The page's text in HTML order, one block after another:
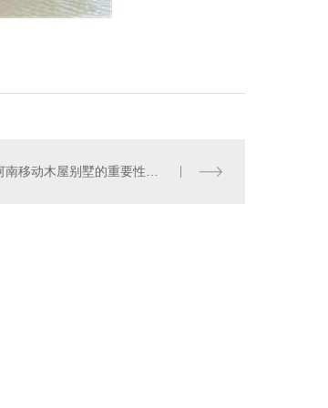
为你详细介绍河南移动木屋别墅的重要性和搭建流程